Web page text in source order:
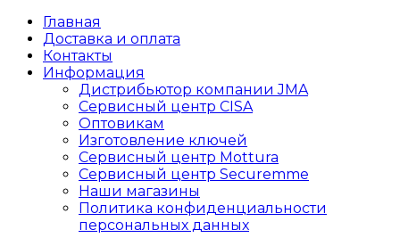
Главная
Доставка и оплата
Контакты
Информация
Дистрибьютор компании JMA
Сервисный центр CISA
Оптовикам
Изготовление ключей
Сервисный центр Mottura
Сервисный центр Securemme
Наши магазины
Политика конфиденциальности
персональных данных